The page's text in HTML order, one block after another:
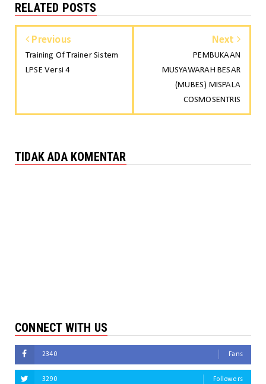
RELATED POSTS
Previous
Training Of Trainer Sistem
LPSE Versi 4
Next
PEMBUKAAN
MUSYAWARAH BESAR
(MUBES) MISPALA
COSMOSENTRIS
TIDAK ADA KOMENTAR
CONNECT WITH US
2340 Fans
3290 Followers